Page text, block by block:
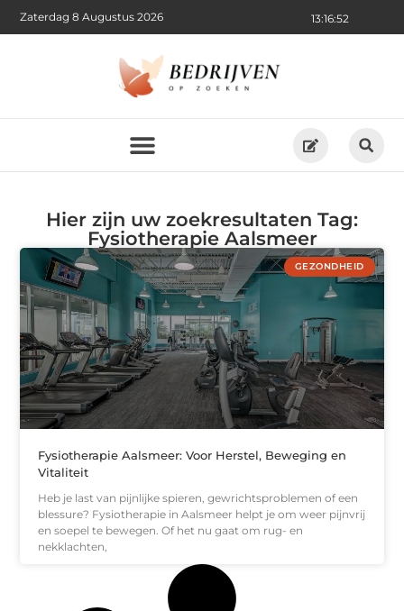
13:16:52
Zaterdag 8 Augustus 2026
Hier zijn uw zoekresultaten Tag:
Fysiotherapie Aalsmeer
GEZONDHEID
Fysiotherapie Aalsmeer: Voor Herstel, Beweging en
Vitaliteit
Heb je last van pijnlijke spieren, gewrichtsproblemen of een
blessure? Fysiotherapie in Aalsmeer helpt je om weer pijnvrij
en soepel te bewegen. Of het nu gaat om rug- en
nekklachten,